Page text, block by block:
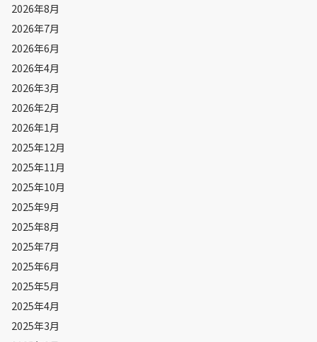
2026年8月
2026年7月
2026年6月
2026年4月
2026年3月
2026年2月
2026年1月
2025年12月
2025年11月
2025年10月
2025年9月
2025年8月
2025年7月
2025年6月
2025年5月
2025年4月
2025年3月